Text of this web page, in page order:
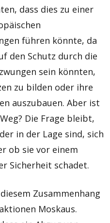
dass dies zu einer
führen könnte, da
den Schutz durch die
sein könnten,
zu bilden oder ihre
auszubauen. Aber ist
Die Frage bleibt,
in der Lage sind, sich
ob sie vor einem
Sicherheit schadet.
Zusammenhang
Moskaus.